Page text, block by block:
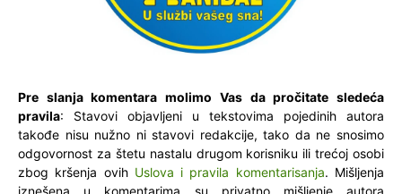
Pre slanja komentara molimo Vas da pročitate sledeća
pravila: Stavovi objavljeni u tekstovima pojedinih autora
takođe nisu nužno ni stavovi redakcije, tako da ne snosimo
odgovornost za štetu nastalu drugom korisniku ili trećoj osobi
zbog kršenja ovih Uslova i pravila komentarisanja. Mišljenja
iznešena u komentarima su privatno mišljenje autora